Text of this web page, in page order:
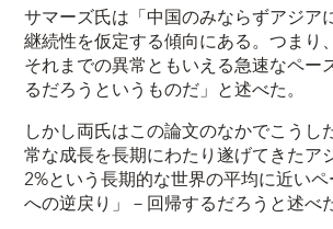
サマーズ氏は「中国のみならずアジア
継続性を仮定する傾向にある。つまり
それまでの異常ともいえる急速なペー
るだろうというものだ」と述べた。
しかし両氏はこの論文のなかでこうし
常な成長を長期にわたり遂げてきたア
2%という長期的な世界の平均に近い
への逆戻り」－回帰するだろうと述べ